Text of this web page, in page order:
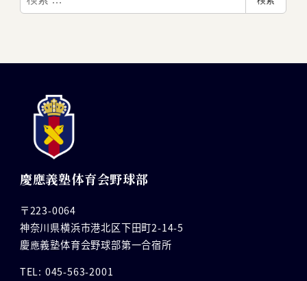
索
慶應義塾体育会野球部
〒223-0064
神奈川県横浜市港北区下田町2-14-5
慶應義塾体育会野球部第一合宿所
TEL: 045-563-2001